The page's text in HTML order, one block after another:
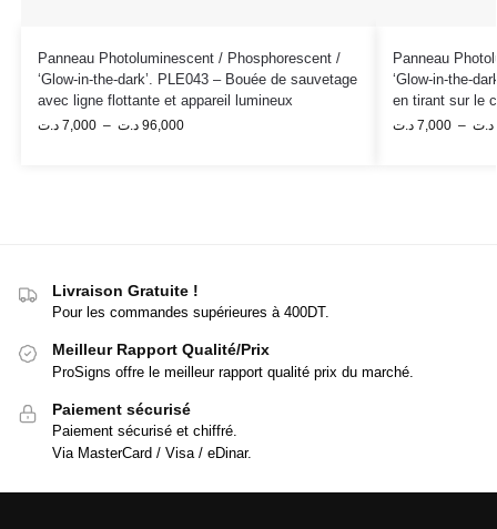
Panneau Photoluminescent / Phosphorescent /
‘Glow-in-the-dark’. PLE043 – Bouée de sauvetage
avec ligne flottante et appareil lumineux
7,000 د.ت – 96,000 د.ت
Panneau
‘Glow-in-the-
en tirant sur le
7,000 د.ت – د.ت
Livraison Gratuite !
Pour les commandes supérieures à 400DT.
Meilleur Rapport Qualité/Prix
ProSigns offre le meilleur rapport qualité prix du marché.
Paiement sécurisé
Paiement sécurisé et chiffré.
Via MasterCard / Visa / eDinar.